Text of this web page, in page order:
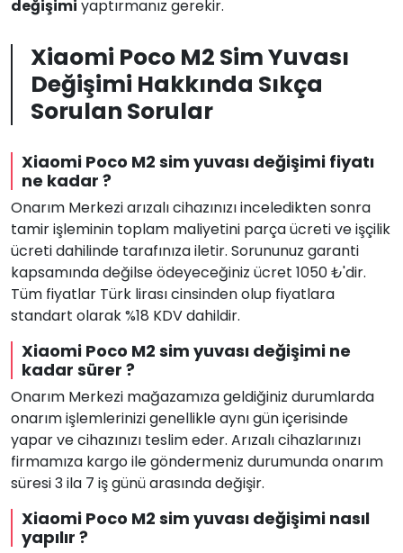
değişimi yaptırmanız gerekir.
Xiaomi Poco M2 Sim Yuvası
Değişimi Hakkında Sıkça
Sorulan Sorular
Xiaomi Poco M2 sim yuvası değişimi fiyatı
ne kadar ?
Onarım Merkezi arızalı cihazınızı inceledikten sonra
tamir işleminin toplam maliyetini parça ücreti ve işçilik
ücreti dahilinde tarafınıza iletir. Sorununuz garanti
kapsamında değilse ödeyeceğiniz ücret 1050 ₺'dir.
Tüm fiyatlar Türk lirası cinsinden olup fiyatlara
standart olarak %18 KDV dahildir.
Xiaomi Poco M2 sim yuvası değişimi ne
kadar sürer ?
Onarım Merkezi mağazamıza geldiğiniz durumlarda
onarım işlemlerinizi genellikle aynı gün içerisinde
yapar ve cihazınızı teslim eder. Arızalı cihazlarınızı
firmamıza kargo ile göndermeniz durumunda onarım
süresi 3 ila 7 iş günü arasında değişir.
Xiaomi Poco M2 sim yuvası değişimi nasıl
yapılır ?